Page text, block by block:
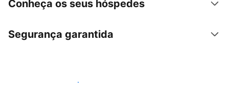
Conheça os seus hóspedes
Segurança garantida
Anuncie connosco hoje mesmo